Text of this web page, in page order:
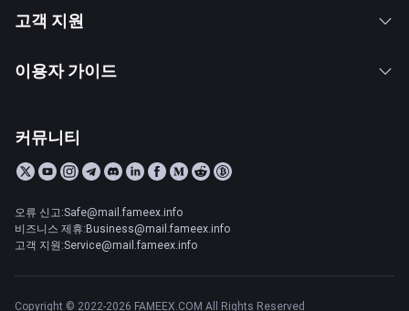
고객 지원
이용자 가이드
커뮤니티
오류 신고:Safe@mail.fameex.info
비즈니스 제휴:Business@mail.fameex.info
고객 지원:Service@mail.fameex.info
Copyright © 2022-2026 FAMEEX.COM All Rights Reserved